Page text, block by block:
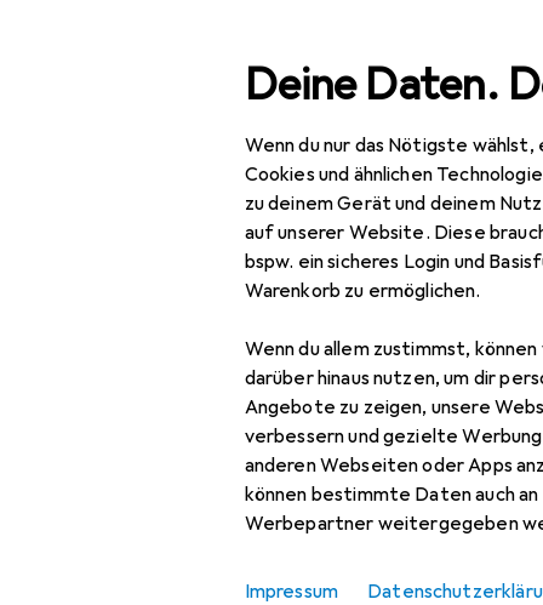
Deine Daten.
Wenn du nur das Nötigste
Cookies und ähnlichen
zu deinem Gerät und deinem
auf unserer Website. Diese
bspw. ein sicheres Login und
Warenkorb zu ermöglichen.
Wenn du allem zustimmst,
darüber hinaus nutzen, um dir
Angebote zu zeigen, unsere
verbessern und gezielte
anderen Webseiten oder Apps
können bestimmte Daten auch
Werbepartner weitergegeben
Impressum
Navigation nach Kategorien Gesamtsortiment
Zubehör für